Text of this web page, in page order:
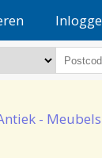
- Meubels